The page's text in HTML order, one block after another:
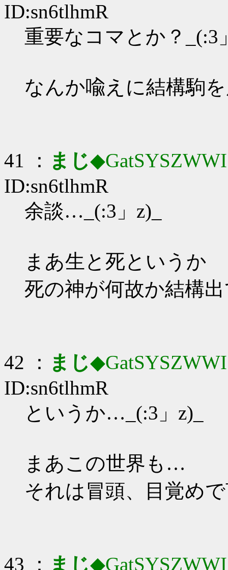
ID:sn6tlhmR
重要なコマとか？_(:3
なんか喩えに結構駒
41 ： まじ◆GatSYSZWWI
ID:sn6tlhmR
余談…_(:3」z)_
まあ生と死というか
死の神が何故か結構
42 ： まじ◆GatSYSZWWI
ID:sn6tlhmR
というか…_(:3」z)_
まあこの世界も…
それは冒頭、目覚め
43 ： まじ◆GatSYSZWWI